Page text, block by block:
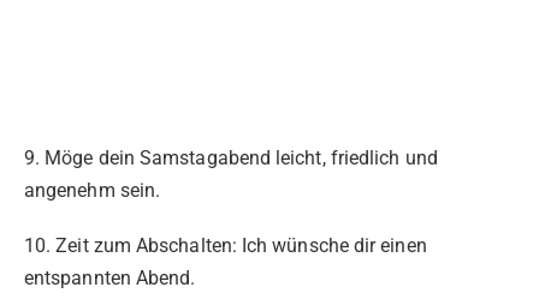
9. Möge dein Samstagabend leicht, friedlich und
angenehm sein.
10. Zeit zum Abschalten: Ich wünsche dir einen
entspannten Abend.